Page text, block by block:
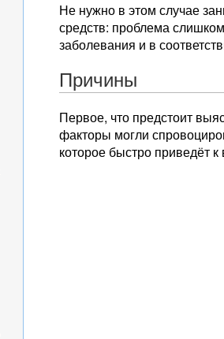
Не нужно в этом случае
средств: проблема
заболевания и в
Причины
Первое, что предстоит
факторы могли
которое быстро приведёт